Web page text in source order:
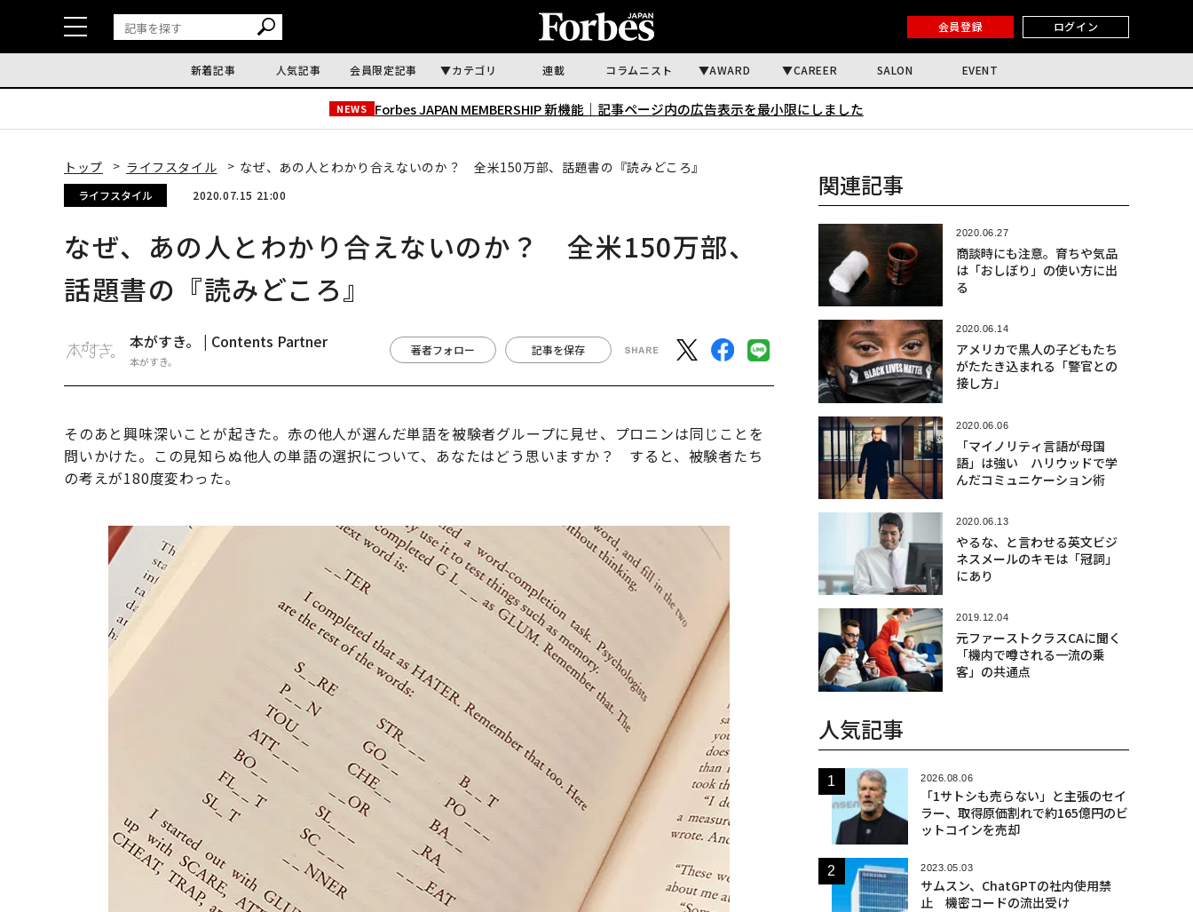
会員登録 ログイン
新着記事 人気記事 会員限定記事 カテゴリ 連載 コラムニスト AWARD CAREER SALON EVENT
NEWS Forbes JAPAN MEMBERSHIP 新機能｜ 記事ページ内の広告表示を最小限にしました
トップ ライフスタイル なぜ、あの人とわかり合えないのか？ 全米150万部、話題書の『読みどころ』
ライフスタイル 2020.07.15 21:00
なぜ、あの人とわかり合えないのか？ 全米150万部、
話題書の『読みどころ』
本がすき。 | Contents Partner
本がすき。
著者フォロー 記事を保存
そのあと興味深いことが起きた。赤の他人が選んだ単語を被験者グループに見せ、プロニンは同じことを
問いかけた。この見知らぬ他人の単語の選択について、あなたはどう思いますか？ すると、被験者たち
の考えが180度変わった。
関連記事
2020.06.27
商談時にも注意。育ちや気品
は「おしぼり」の使い方に出
る
2020.06.14
アメリカで黒人の子どもたち
がたたき込まれる「警官との
接し方」
2020.06.06
「マイノリティ言語が母国
語」は強い ハリウッドで学
んだコミュニケーション術
2020.06.13
やるな、と言わせる英文ビジ
ネスメールのキモは「冠詞」
にあり
2019.12.04
元ファーストクラスCAに聞く
「機内で噂される一流の乗
客」の共通点
人気記事
2026.08.06
「1サトシも売らない」と主張のセイ
ラー、取得原価割れで約165億円のビ
ットコインを売却
2023.05.03
サムスン、ChatGPTの社内使用禁
止 機密コードの流出受け